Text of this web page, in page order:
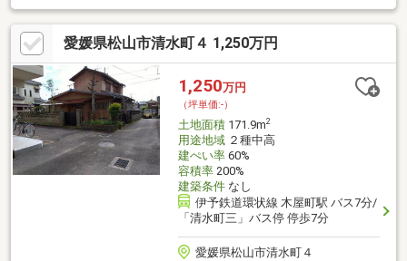
フリーな生活を送ることができ、静かな生活に適しています。土
地面積は208.19㎡(公簿)あります。
愛媛県松山市清水町４ 1,250万円
1,250万円
（坪単価:-）
土地面積171.9m2
用途地域２種中高
建ぺい率60%
容積率200%
建築条件なし
伊予鉄道環状線 木屋町駅 バス7分/
「清水町三」バス停 停歩7分
愛媛県松山市清水町４